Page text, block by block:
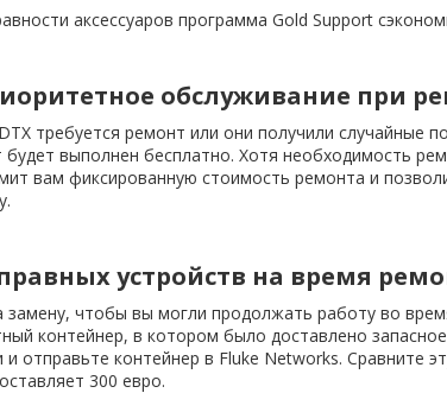
аксессуаров программа Gold Support
обслуживание при
требуется ремонт или они получили случайные
выполнен бесплатно. Хотя необходимость
вам фиксированную стоимость ремонта и
устройств на время
чтобы вы могли продолжать работу во
контейнер, в котором было доставлено
отправьте контейнер в Fluke Networks. Сравните
300 евро.